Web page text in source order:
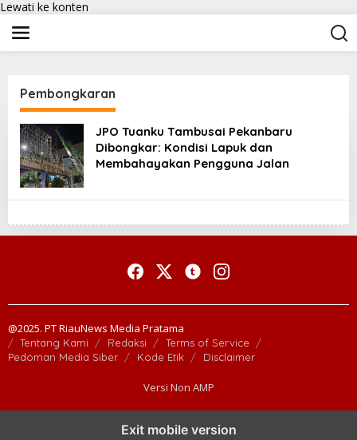
Lewati ke konten
Pembongkaran
JPO Tuanku Tambusai Pekanbaru
Dibongkar: Kondisi Lapuk dan
Membahayakan Pengguna Jalan
@2025. PT RiauNews Media Pratama
Tentang Kami Redaksi
Terms of Service
Pedoman Media Siber
Kode Etik Disclaimer
Versi Non AMP
Exit mobile version